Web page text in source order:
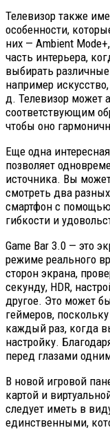
Телевизор также
особенности,
них — Ambient
часть интерьера,
выбирать
например
д. Телевизор может
соответствующим
чтобы оно
Еще одна
позволяет
источника. Вы
смотреть два
смартфон с
гибкости и
Game Bar 3.0 — это
режиме реального
сторон экрана,
секунду, HDR,
другое. Это может
геймеров,
каждый раз, когда
настройку.
перед глазами
В новой игровой
картой и
следует иметь в
единственными,